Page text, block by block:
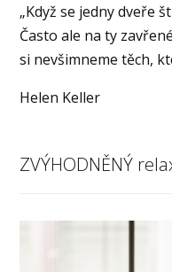
„Když se jedny dveře
Často ale na ty
si nevšimneme těch,
Helen Keller
ZVÝHODNĚNÝ